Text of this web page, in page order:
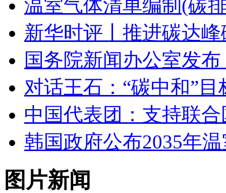
温室气体清单编制(碳
新华时评丨推进碳达
国务院新闻办公室发
对话王石：“碳中和”
中国代表团：支持联
韩国政府公布2035年
图片新闻